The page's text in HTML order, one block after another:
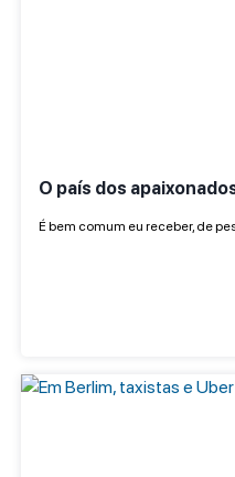
O país dos
É bem comum eu receber, de